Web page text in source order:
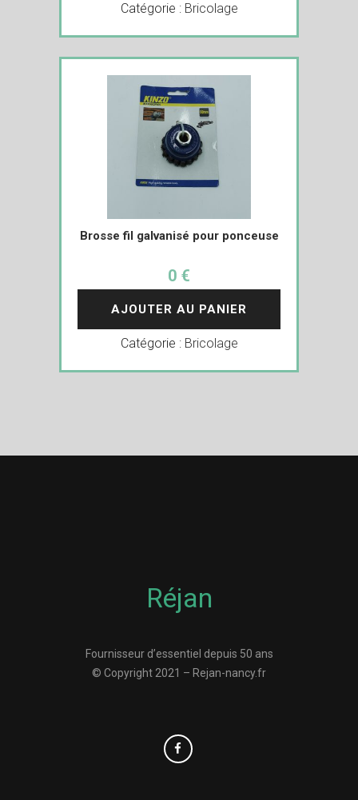
Catégorie : Bricolage
Brosse fil galvanisé pour ponceuse
0 €
AJOUTER AU PANIER
Catégorie : Bricolage
Réjan
Fournisseur d’essentiel depuis 50 ans
© Copyright 2021 – Rejan-nancy.fr